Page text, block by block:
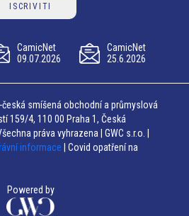
ISCRIVITI
CamicNet
09.07.2026
CamicNet
25.6.2026
smíšená obchodní a průmyslová
159/4, 110 00 Praha 1, Česká
práva vyhrazena | GWC s.r.o. |
informace | Covid opatření na
Powered by